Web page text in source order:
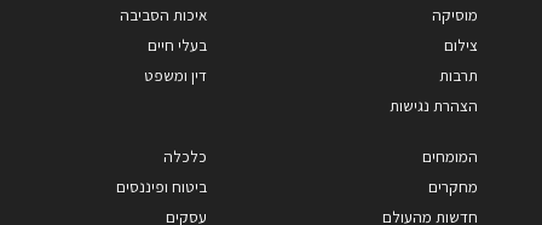
מוסיקה
צילום
תרבות
הצהרת נגישות
איכות הסביבה
בעלי חיים
דין ומשפט
המומחים
מחקרים
חדשות מהעולם
כלכלה
ביטוח ופיננסים
עסקים